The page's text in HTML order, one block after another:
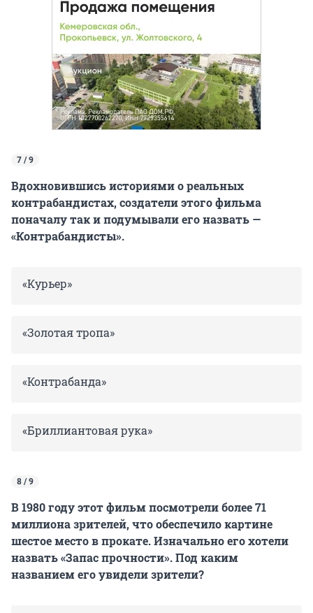
7 / 9
Вдохновившись историями о реальных
контрабандистах, создатели этого фильма
поначалу так и подумывали его назвать —
«Контрабандисты».
«Курьер»
«Золотая тропа»
«Контрабанда»
«Бриллиантовая рука»
8 / 9
В 1980 году этот фильм посмотрели более 71
миллиона зрителей, что обеспечило картине
шестое место в прокате. Изначально его хотели
назвать «Запас прочности». Под каким
названием его увидели зрители?